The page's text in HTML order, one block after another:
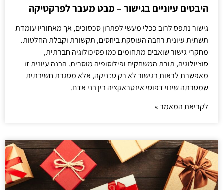
היבטים עיוניים בגישור – מבט מעבר לפרקטיקה
גישור נתפס לרוב ככלי מעשי לפתרון סכסוכים, אך מאחוריו עומדת
תשתית עיונית רחבה העוסקת ביחסים, תקשורת וקבלת החלטות.
מחקרי גישור שואבים מתחומים כמו פסיכולוגיה חברתית,
סוציולוגיה, תורת המשחקים ופילוסופיה מוסרית. הבנה עיונית זו
מאפשרת לראות בגישור לא רק טכניקה, אלא מסגרת חשיבתית
שמטרתה שינוי דפוסי אינטראקציה בין בני אדם.
לקריאת המאמר »